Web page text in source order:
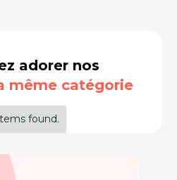
adorer nos
même catégorie
found.